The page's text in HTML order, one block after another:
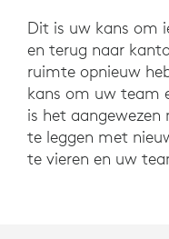
Dit is uw kans om
en terug naar
ruimte opnieuw
kans om uw team
is het
te leggen met
te vieren en uw